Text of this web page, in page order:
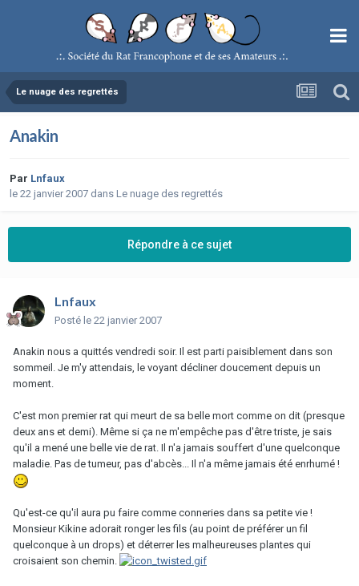
Le nuage des regrettés
Anakin
Par Lnfaux
le 22 janvier 2007 dans Le nuage des regrettés
Répondre à ce sujet
Lnfaux
Posté le 22 janvier 2007
Anakin nous a quittés vendredi soir. Il est parti paisiblement dans son
sommeil. Je m'y attendais, le voyant décliner doucement depuis un
moment.
C'est mon premier rat qui meurt de sa belle mort comme on dit (presque
deux ans et demi). Même si ça ne m'empêche pas d'être triste, je sais
qu'il a mené une belle vie de rat. Il n'a jamais souffert d'une quelconque
maladie. Pas de tumeur, pas d'abcès... Il n'a même jamais été enrhumé !
Qu'est-ce qu'il aura pu faire comme conneries dans sa petite vie !
Monsieur Kikine adorait ronger les fils (au point de préférer un fil
quelconque à un drops) et déterrer les malheureuses plantes qui
croisaient son chemin.